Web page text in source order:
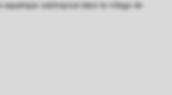
aquatique subtropical dans le village de